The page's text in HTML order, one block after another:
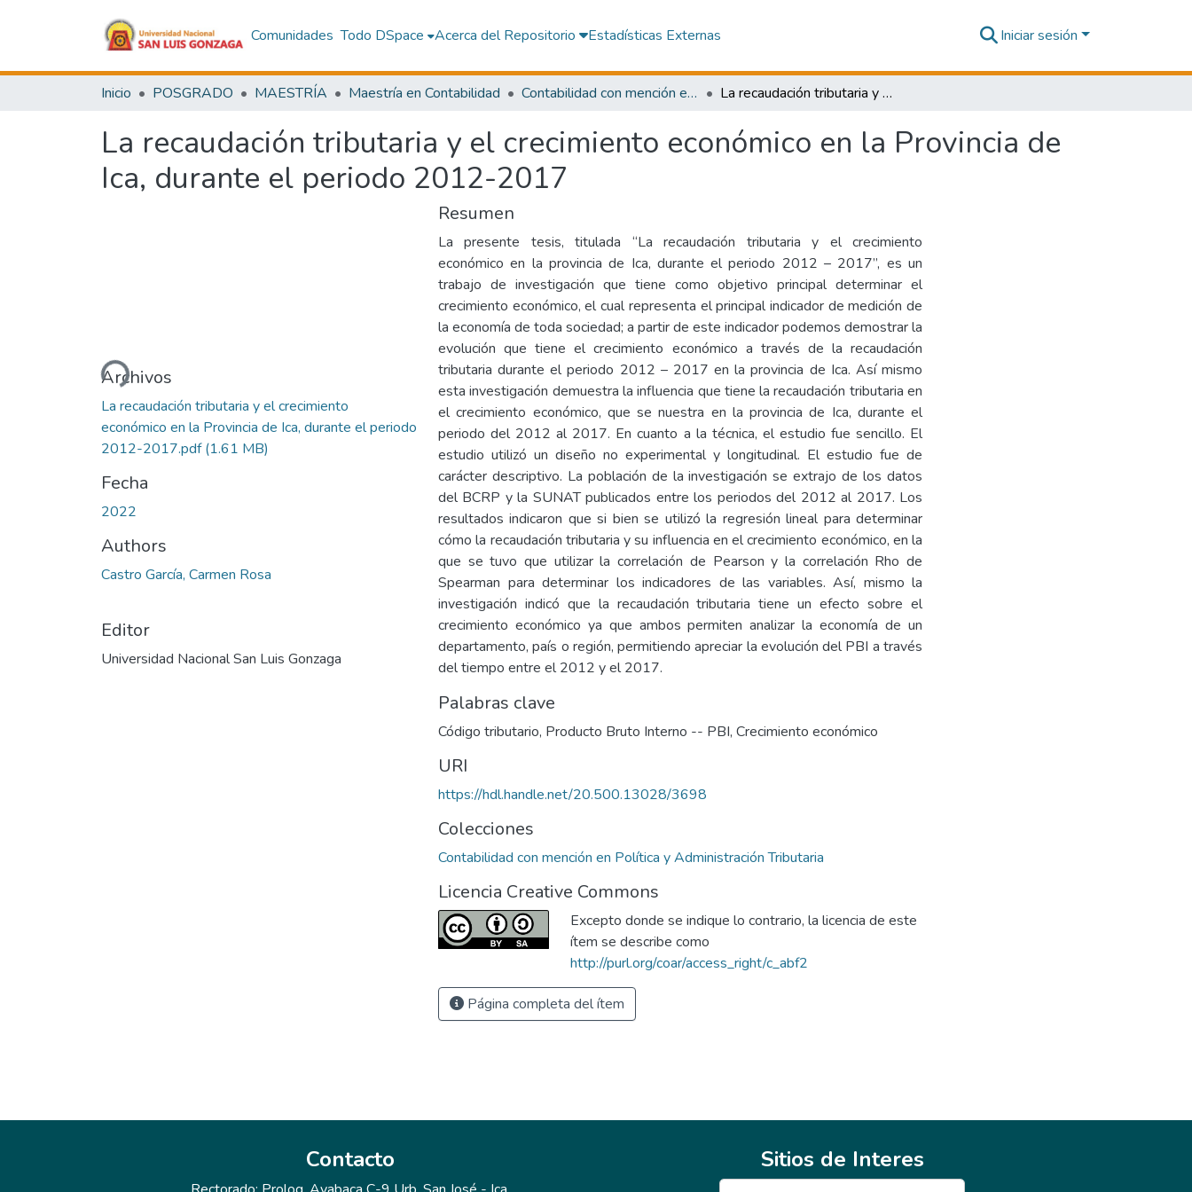
Comunidades Todo DSpace Acerca del Repositorio Estadísticas Externas Iniciar sesión
Inicio POSGRADO MAESTRÍA Maestría en Contabilidad Contabilidad con mención en Política y Administración Tributaria La recaudación tributaria y el crecimiento económico en la Provincia de Ica, durante el periodo 2012-2017
La recaudación tributaria y el crecimiento económico en la Provincia de
Ica, durante el periodo 2012-2017
Cargando...
Archivos
La recaudación tributaria y el crecimiento
económico en la Provincia de Ica, durante el periodo
2012-2017.pdf(1.61 MB)
Fecha
2022
Authors
Castro García, Carmen Rosa
Editor
Universidad Nacional San Luis Gonzaga
Resumen
La presente tesis, titulada “La recaudación tributaria y el crecimiento
económico en la provincia de Ica, durante el periodo 2012 – 2017”, es un
trabajo de investigación que tiene como objetivo principal determinar el
crecimiento económico, el cual representa el principal indicador de medición de
la economía de toda sociedad; a partir de este indicador podemos demostrar la
evolución que tiene el crecimiento económico a través de la recaudación
tributaria durante el periodo 2012 – 2017 en la provincia de Ica. Así mismo
esta investigación demuestra la influencia que tiene la recaudación tributaria en
el crecimiento económico, que se nuestra en la provincia de Ica, durante el
periodo del 2012 al 2017. En cuanto a la técnica, el estudio fue sencillo. El
estudio utilizó un diseño no experimental y longitudinal. El estudio fue de
carácter descriptivo. La población de la investigación se extrajo de los datos
del BCRP y la SUNAT publicados entre los periodos del 2012 al 2017. Los
resultados indicaron que si bien se utilizó la regresión lineal para determinar
cómo la recaudación tributaria y su influencia en el crecimiento económico, en la
que se tuvo que utilizar la correlación de Pearson y la correlación Rho de
Spearman para determinar los indicadores de las variables. Así, mismo la
investigación indicó que la recaudación tributaria tiene un efecto sobre el
crecimiento económico ya que ambos permiten analizar la economía de un
departamento, país o región, permitiendo apreciar la evolución del PBI a través
del tiempo entre el 2012 y el 2017.
Palabras clave
Código tributario, Producto Bruto Interno -- PBI, Crecimiento económico
URI
https://hdl.handle.net/20.500.13028/3698
Colecciones
Contabilidad con mención en Política y Administración Tributaria
Licencia Creative Commons
Excepto donde se indique lo contrario, la licencia de este
ítem se describe como
http://purl.org/coar/access_right/c_abf2
Página completa del ítem
Contacto Sitios de Interes